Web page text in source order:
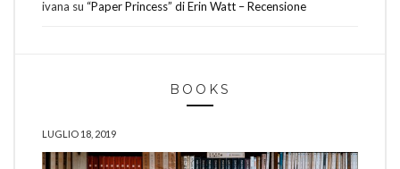
ivana su “Paper Princess” di Erin Watt – Recensione
BOOKS
LUGLIO 18, 2019